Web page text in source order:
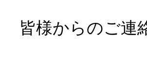
皆様からのご連